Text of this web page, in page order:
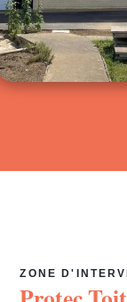
ZONE